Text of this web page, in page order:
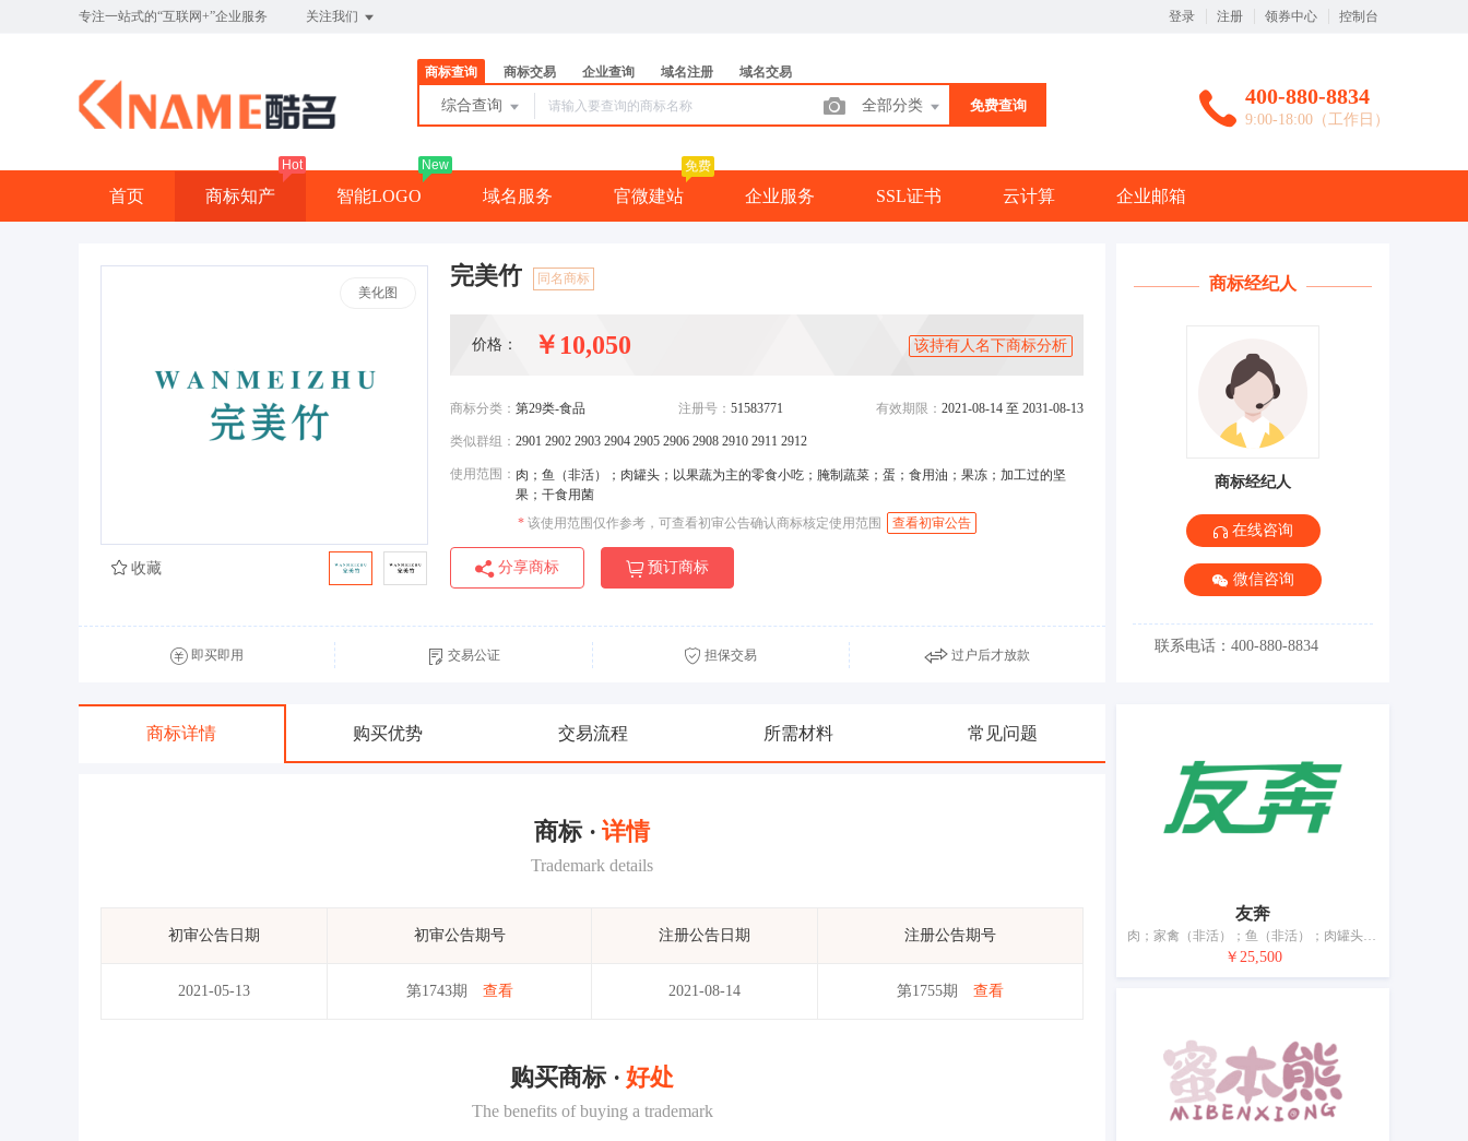
专注一站式的“互联网+”企业服务 关注我们 登录 注册 领券中心 控制台
商标查询 商标交易 企业查询 域名注册 域名交易
综合查询 全部分类 免费查询 400-880-8834
9:00-18:00（工作日）
首页 商标知产
Hot
智能LOGO
New
域名服务 官微建站
免费
企业服务 SSL证书 云计算 企业邮箱
美化图
完美竹 同名商标
价格： ￥10,050 该持有人名下商标分析
商标分类： 第29类-食品 注册号： 51583771 有效期限： 2021-08-14 至 2031-08-13
类似群组： 2901 2902 2903 2904 2905 2906 2908 2910 2911 2912
使用范围： 肉；鱼（非活）；肉罐头；以果蔬为主的零食小吃；腌制蔬菜；蛋；食用油；果冻；加工过的坚
果；干食用菌
* 该使用范围仅作参考，可查看初审公告确认商标核定使用范围 查看初审公告
分享商标 预订商标
收藏
即买即用 交易公证 担保交易 过户后才放款
商标详情 购买优势 交易流程 所需材料 常见问题
商标 · 详情
Trademark details
初审公告日期 初审公告期号 注册公告日期 注册公告期号
2021-05-13 第1743期 查看 2021-08-14 第1755期 查看
购买商标 · 好处
The benefits of buying a trademark
商标经纪人
商标经纪人
在线咨询
微信咨询
联系电话：400-880-8834
友奔
肉；家禽（非活）；鱼（非活）；肉罐头；水果罐头；以水果为主的零食小吃；腌制蔬菜；蛋；牛奶；食用油；加工过的坚果；干食用菌；豆腐制品
￥25,500